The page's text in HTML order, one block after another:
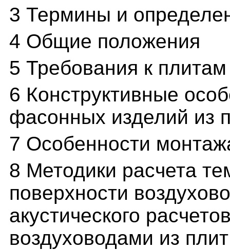
3 Термины и
4 Общие положения
5 Требования к
6 Конструктивные
фасонных изделий из
7 Особенности
8 Методики расчета
поверхности
акустического
воздуховодами из